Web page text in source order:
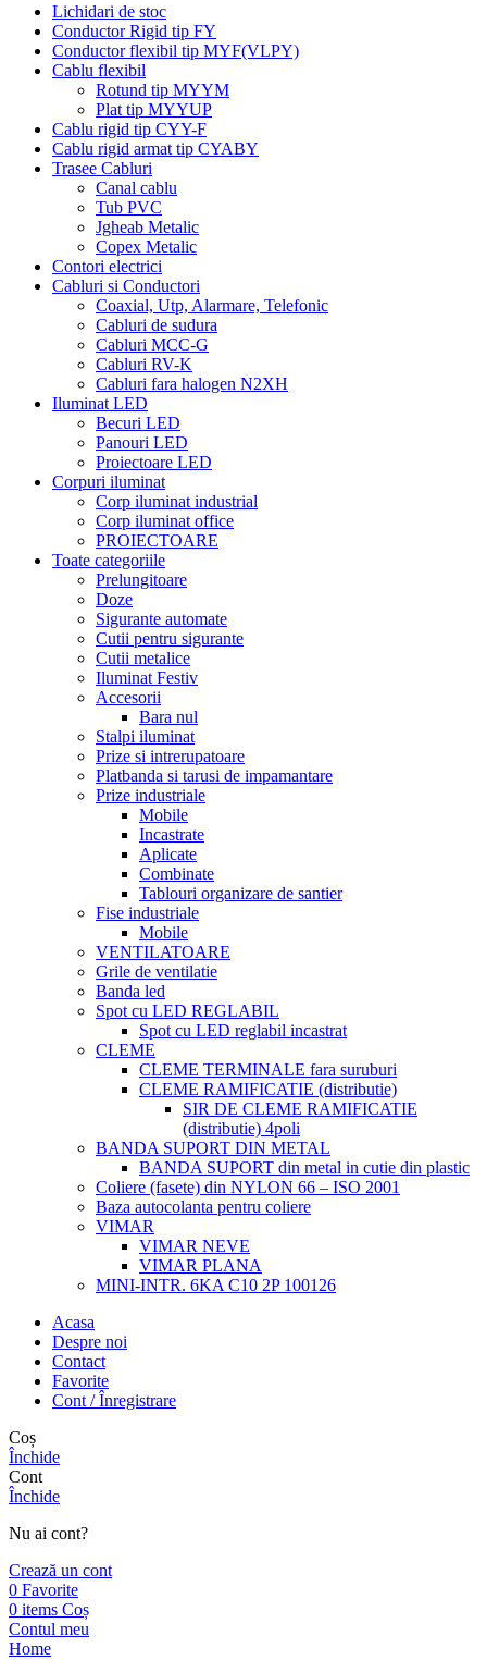
Lichidari de stoc
Conductor Rigid tip FY
Conductor flexibil tip MYF(VLPY)
Cablu flexibil
Rotund tip MYYM
Plat tip MYYUP
Cablu rigid tip CYY-F
Cablu rigid armat tip CYABY
Trasee Cabluri
Canal cablu
Tub PVC
Jgheab Metalic
Copex Metalic
Contori electrici
Cabluri si Conductori
Coaxial, Utp, Alarmare, Telefonic
Cabluri de sudura
Cabluri MCC-G
Cabluri RV-K
Cabluri fara halogen N2XH
Iluminat LED
Becuri LED
Panouri LED
Proiectoare LED
Corpuri iluminat
Corp iluminat industrial
Corp iluminat office
PROIECTOARE
Toate categoriile
Prelungitoare
Doze
Sigurante automate
Cutii pentru sigurante
Cutii metalice
Iluminat Festiv
Accesorii
Bara nul
Stalpi iluminat
Prize si intrerupatoare
Platbanda si tarusi de impamantare
Prize industriale
Mobile
Incastrate
Aplicate
Combinate
Tablouri organizare de santier
Fise industriale
Mobile
VENTILATOARE
Grile de ventilatie
Banda led
Spot cu LED REGLABIL
Spot cu LED reglabil incastrat
CLEME
CLEME TERMINALE fara suruburi
CLEME RAMIFICATIE (distributie)
SIR DE CLEME RAMIFICATIE
(distributie) 4poli
BANDA SUPORT DIN METAL
BANDA SUPORT din metal in cutie din plastic
Coliere (fasete) din NYLON 66 – ISO 2001
Baza autocolanta pentru coliere
VIMAR
VIMAR NEVE
VIMAR PLANA
MINI-INTR. 6KA C10 2P 100126
Acasa
Despre noi
Contact
Favorite
Cont / Înregistrare
Coș
Închide
Cont
Închide
Nu ai cont?
Crează un cont
0 Favorite
0 items Coș
Contul meu
Home